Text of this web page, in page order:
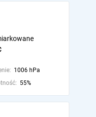
1006 hPa
55%